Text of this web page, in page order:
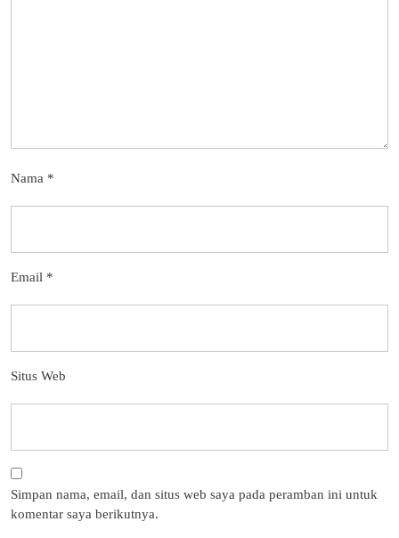
Nama *
Email *
Situs Web
Simpan nama, email, dan situs web saya pada peramban ini untuk
komentar saya berikutnya.